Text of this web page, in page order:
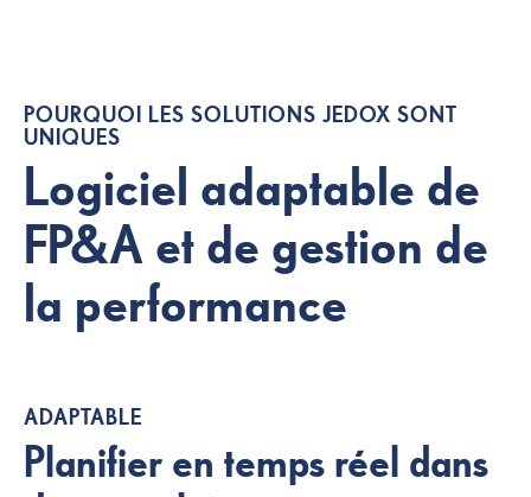
POURQUOI LES SOLUTIONS JEDOX SONT
UNIQUES
Logiciel adaptable de
FP&A et de gestion de
la performance
ADAPTABLE
Planifier en temps réel dans